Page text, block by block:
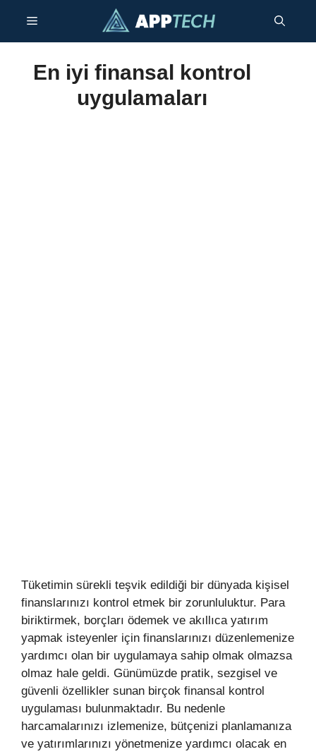
Menü
En iyi finansal kontrol
uygulamaları
Tüketimin sürekli teşvik edildiği bir dünyada kişisel
finanslarınızı kontrol etmek bir zorunluluktur. Para
biriktirmek, borçları ödemek ve akıllıca yatırım
yapmak isteyenler için finanslarınızı düzenlemenize
yardımcı olan bir uygulamaya sahip olmak olmazsa
olmaz hale geldi. Günümüzde pratik, sezgisel ve
güvenli özellikler sunan birçok finansal kontrol
uygulaması bulunmaktadır. Bu nedenle
harcamalarınızı izlemenize, bütçenizi planlamanıza
ve yatırımlarınızı yönetmenize yardımcı olacak en